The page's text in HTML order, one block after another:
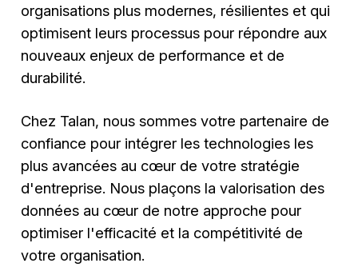
organisations plus modernes, résilientes et qui
optimisent leurs processus pour répondre aux
nouveaux enjeux de performance et de
durabilité.
Chez Talan, nous sommes votre partenaire de
confiance pour intégrer les technologies les
plus avancées au cœur de votre stratégie
d'entreprise. Nous plaçons la valorisation des
données au cœur de notre approche pour
optimiser l'efficacité et la compétitivité de
votre organisation.